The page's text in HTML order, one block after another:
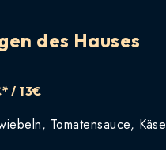
des Hauses
/ 13€
Tomatensauce, Käse